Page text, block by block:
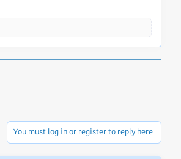
You must log in or register to reply here.